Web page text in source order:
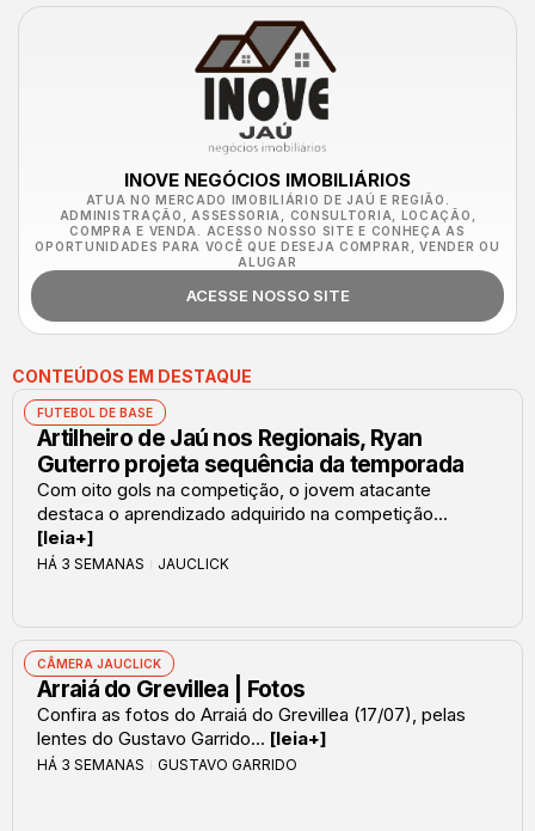
INOVE NEGÓCIOS IMOBILIÁRIOS
ATUA NO MERCADO IMOBILIÁRIO DE JAÚ E REGIÃO.
ADMINISTRAÇÃO, ASSESSORIA, CONSULTORIA, LOCAÇÃO,
COMPRA E VENDA. ACESSO NOSSO SITE E CONHEÇA AS
OPORTUNIDADES PARA VOCÊ QUE DESEJA COMPRAR, VENDER OU
ALUGAR
ACESSE NOSSO SITE
CONTEÚDOS EM DESTAQUE
FUTEBOL DE BASE
Artilheiro de Jaú nos Regionais, Ryan
Guterro projeta sequência da temporada
Com oito gols na competição, o jovem atacante
destaca o aprendizado adquirido na competição...
[leia+]
HÁ 3 SEMANAS JAUCLICK
CÂMERA JAUCLICK
Arraiá do Grevillea | Fotos
Confira as fotos do Arraiá do Grevillea (17/07), pelas
lentes do Gustavo Garrido... [leia+]
HÁ 3 SEMANAS GUSTAVO GARRIDO